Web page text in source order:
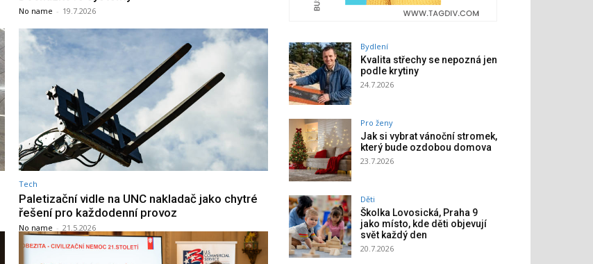
No name - 19.7.2026
Tech
Paletizační vidle na UNC nakladač jako chytré
řešení pro každodenní provoz
No name - 21.5.2026
Bydlení
Kvalita střechy se nepozná jen
podle krytiny
24.7.2026
Pro ženy
Jak si vybrat vánoční stromek,
který bude ozdobou domova
23.7.2026
Děti
Školka Lovosická, Praha 9
jako místo, kde děti objevují
svět každý den
20.7.2026